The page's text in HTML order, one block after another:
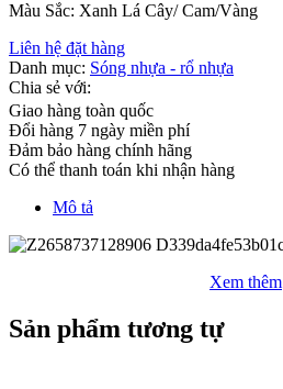
Màu Sắc: Xanh Lá Cây/ Cam/Vàng
Liên hệ đặt hàng
Danh mục: Sóng nhựa - rổ nhựa
Chia sẻ với:
Giao hàng toàn quốc
Đổi hàng 7 ngày miền phí
Đảm bảo hàng chính hãng
Có thể thanh toán khi nhận hàng
Mô tả
Xem thêm
Sản phẩm tương tự